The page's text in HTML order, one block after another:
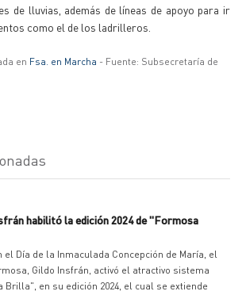
de lluvias, además de líneas de apoyo para ir
como el de los ladrilleros.
en Fsa. en Marcha - Fuente: Subsecretaría de
habilitó la edición 2024 de "Formosa
el Día de la Inmaculada Concepción de María, el
Gildo Insfrán, activó el atractivo sistema
Brilla", en su edición 2024, el cual se extiende